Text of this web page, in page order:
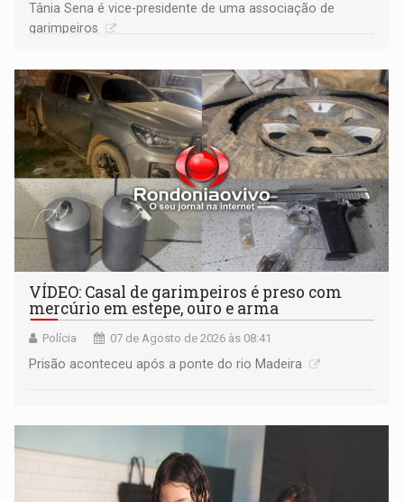
Tânia Sena é vice-presidente de uma associação de
garimpeiros
VÍDEO: Casal de garimpeiros é preso com
mercúrio em estepe, ouro e arma
Polícia 07 de Agosto de 2026 às 08:41
Prisão aconteceu após a ponte do rio Madeira